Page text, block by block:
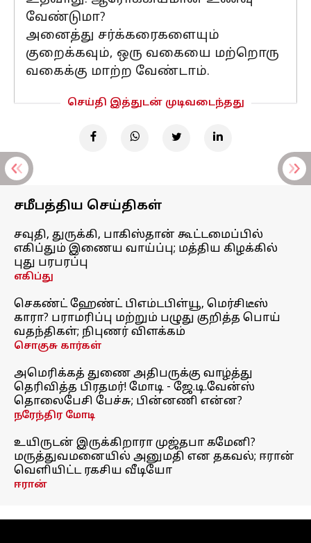
வேண்டுமா?
அனைத்து சர்க்கரைகளையும்
குறைக்கவும், ஒரு வகையை மற்றொரு
வகைக்கு மாற்ற வேண்டாம்.
செய்தி இத்துடன் முடிவடைந்தது
சமீபத்திய செய்திகள்
சவுதி, துருக்கி, பாகிஸ்தான் கூட்டமைப்பில்
எகிப்தும் இணைய வாய்ப்பு; மத்திய கிழக்கில்
புது பரபரப்பு
எகிப்து
செகண்ட் ஹேண்ட் பிஎம்டபிள்யூ, மெர்சிடீஸ்
காரா? பராமரிப்பு மற்றும் பழுது குறித்த பொய்
வதந்திகள்; நிபுணர் விளக்கம்
சொகுசு கார்கள்
அமெரிக்கத் துணை அதிபருக்கு வாழ்த்து
தெரிவித்த பிரதமர்! மோடி - ஜே.டி.வேன்ஸ்
தொலைபேசி பேச்சு; பின்னணி என்ன?
நரேந்திர மோடி
உயிருடன் இருக்கிறாரா முஜ்தபா கமேனி?
மருத்துவமனையில் அனுமதி என தகவல்; ஈரான்
வெளியிட்ட ரகசிய வீடியோ
ஈரான்